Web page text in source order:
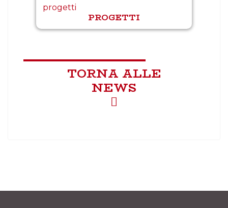
PROGETTI
TORNA ALLE
NEWS